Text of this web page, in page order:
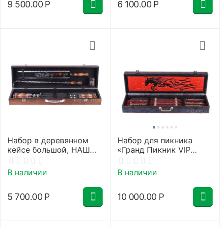
9 500.00 Р 6 100.00 Р
Набор в деревянном
кейсе большой, НАШ
№7, стандарт
В наличии
5 700.00 Р
Набор для пикника
«Гранд Пикник VIP
ковка»
В наличии
10 000.00 Р